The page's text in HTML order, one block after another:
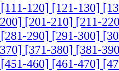
[111-120] [121-130]
[201-210] [211-
[281-290] [291-300]
[371-380] [381-
[451-460] [461-470]